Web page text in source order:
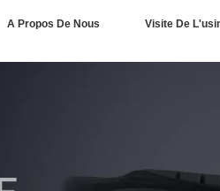
A Propos De Nous Visite De